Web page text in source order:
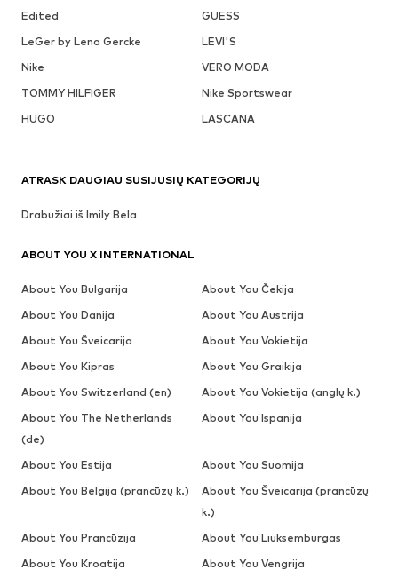
Edited
GUESS
LeGer by Lena Gercke
LEVI'S
Nike
VERO MODA
TOMMY HILFIGER
Nike Sportswear
HUGO
LASCANA
ATRASK DAUGIAU SUSIJUSIŲ KATEGORIJŲ
Drabužiai iš Imily Bela
ABOUT YOU X INTERNATIONAL
About You Bulgarija
About You Čekija
About You Danija
About You Austrija
About You Šveicarija
About You Vokietija
About You Kipras
About You Graikija
About You Switzerland (en)
About You Vokietija (anglų k.)
About You The Netherlands
(de)
About You Ispanija
About You Estija
About You Suomija
About You Belgija (prancūzų k.)
About You Šveicarija (prancūzų
k.)
About You Prancūzija
About You Liuksemburgas
About You Kroatija
About You Vengrija